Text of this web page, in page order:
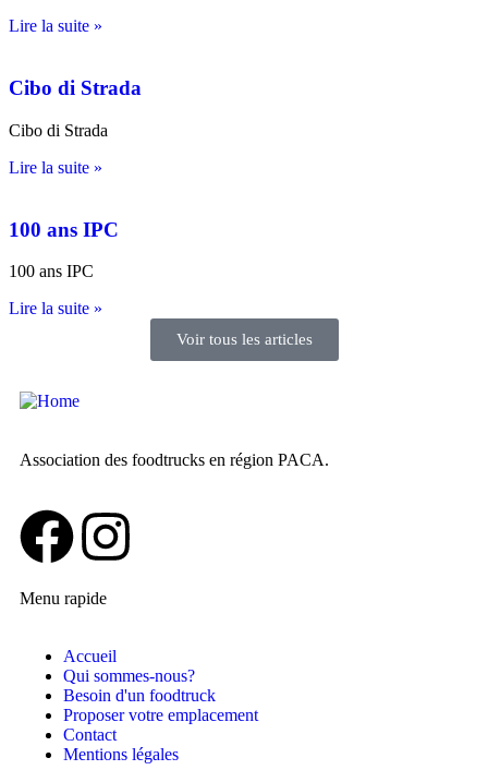
Lire la suite »
Cibo di Strada
Cibo di Strada
Lire la suite »
100 ans IPC
100 ans IPC
Lire la suite »
Voir tous les articles
Association des foodtrucks en région PACA.
Menu rapide
Accueil
Qui sommes-nous?
Besoin d'un foodtruck
Proposer votre emplacement
Contact
Mentions légales